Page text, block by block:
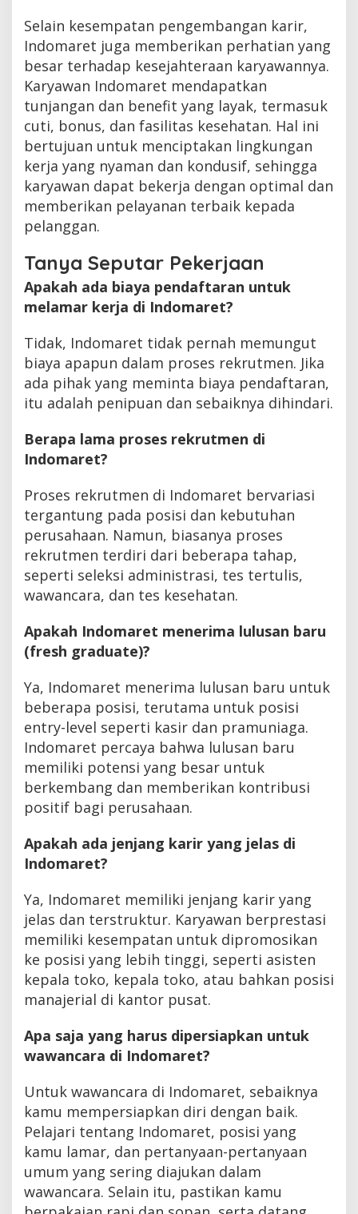
Selain kesempatan pengembangan karir,
Indomaret juga memberikan perhatian yang
besar terhadap kesejahteraan karyawannya.
Karyawan Indomaret mendapatkan
tunjangan dan benefit yang layak, termasuk
cuti, bonus, dan fasilitas kesehatan. Hal ini
bertujuan untuk menciptakan lingkungan
kerja yang nyaman dan kondusif, sehingga
karyawan dapat bekerja dengan optimal dan
memberikan pelayanan terbaik kepada
pelanggan.
Tanya Seputar Pekerjaan
Apakah ada biaya pendaftaran untuk
melamar kerja di Indomaret?
Tidak, Indomaret tidak pernah memungut
biaya apapun dalam proses rekrutmen. Jika
ada pihak yang meminta biaya pendaftaran,
itu adalah penipuan dan sebaiknya dihindari.
Berapa lama proses rekrutmen di
Indomaret?
Proses rekrutmen di Indomaret bervariasi
tergantung pada posisi dan kebutuhan
perusahaan. Namun, biasanya proses
rekrutmen terdiri dari beberapa tahap,
seperti seleksi administrasi, tes tertulis,
wawancara, dan tes kesehatan.
Apakah Indomaret menerima lulusan baru
(fresh graduate)?
Ya, Indomaret menerima lulusan baru untuk
beberapa posisi, terutama untuk posisi
entry-level seperti kasir dan pramuniaga.
Indomaret percaya bahwa lulusan baru
memiliki potensi yang besar untuk
berkembang dan memberikan kontribusi
positif bagi perusahaan.
Apakah ada jenjang karir yang jelas di
Indomaret?
Ya, Indomaret memiliki jenjang karir yang
jelas dan terstruktur. Karyawan berprestasi
memiliki kesempatan untuk dipromosikan
ke posisi yang lebih tinggi, seperti asisten
kepala toko, kepala toko, atau bahkan posisi
manajerial di kantor pusat.
Apa saja yang harus dipersiapkan untuk
wawancara di Indomaret?
Untuk wawancara di Indomaret, sebaiknya
kamu mempersiapkan diri dengan baik.
Pelajari tentang Indomaret, posisi yang
kamu lamar, dan pertanyaan-pertanyaan
umum yang sering diajukan dalam
wawancara. Selain itu, pastikan kamu